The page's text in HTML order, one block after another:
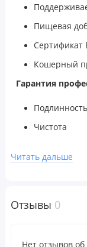
Пищевая
Сертификат
Кошерный
Гарантия
Подлинность
Чистота
Постоянство
Коферментный
Читать дальше
Отзывы 0
Нет отзывов